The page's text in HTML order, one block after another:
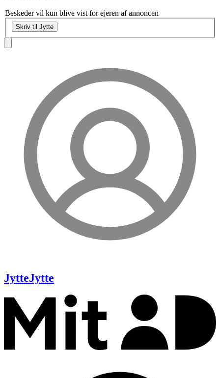
Beskeder vil kun blive vist for ejeren af annoncen
Skriv til Jytte
JytteJytte